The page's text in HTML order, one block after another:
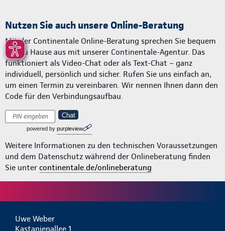
Nutzen Sie auch unsere Online-Beratung
Mit der Continentale Online-Beratung sprechen Sie bequem
von zu Hause aus mit unserer Continentale-Agentur. Das
funktioniert als Video-Chat oder als Text-Chat – ganz
individuell, persönlich und sicher. Rufen Sie uns einfach an,
um einen Termin zu vereinbaren. Wir nennen Ihnen dann den
Code für den Verbindungsaufbau.
Chat
powered by purpleview
Weitere Informationen zu den technischen Voraussetzungen
und dem Datenschutz während der Onlineberatung finden
Sie unter continentale.de/onlineberatung
Uwe Weber
Kastanienallee 1